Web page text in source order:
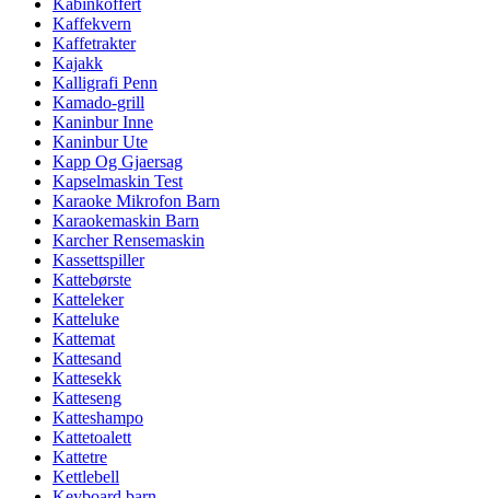
Kabinkoffert
Kaffekvern
Kaffetrakter
Kajakk
Kalligrafi Penn
Kamado-grill
Kaninbur Inne
Kaninbur Ute
Kapp Og Gjaersag
Kapselmaskin Test
Karaoke Mikrofon Barn
Karaokemaskin Barn
Karcher Rensemaskin
Kassettspiller
Kattebørste
Katteleker
Katteluke
Kattemat
Kattesand
Kattesekk
Katteseng
Katteshampo
Kattetoalett
Kattetre
Kettlebell